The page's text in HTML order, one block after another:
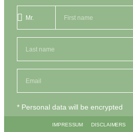
* Personal data will be encrypted
IMPRESSUM DISCLAIMERS